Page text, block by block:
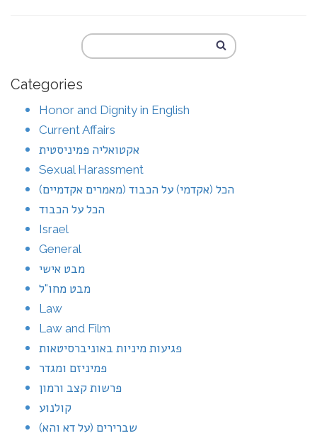
Categories
Honor and Dignity in English
Current Affairs
אקטואליה פמיניסטית
Sexual Harassment
הכל (אקדמי) על הכבוד (מאמרים אקדמיים)
הכל על הכבוד
Israel
General
מבט אישי
מבט מחו"ל
Law
Law and Film
פגיעות מיניות באוניברסיטאות
פמיניזם ומגדר
פרשות קצב ורמון
קולנוע
שברירים (על דא והא)